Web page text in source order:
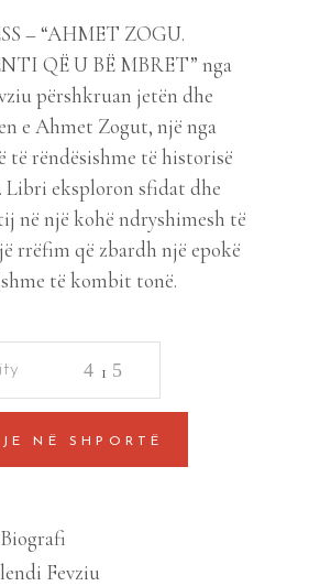
– “AHMET ZOGU.
QË U BË MBRET” nga
përshkruan jetën dhe
e Ahmet Zogut, një nga
të rëndësishme të historisë
Libri eksploron sfidat dhe
në një kohë ndryshimesh të
rrëfim që zbardh një epokë
të kombit tonë.
PRESIDENTI
QË
MBRET
quantity
NË SHPORTË
Biografi
Fevziu